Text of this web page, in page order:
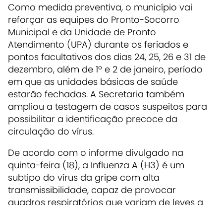
Como medida preventiva, o município vai
reforçar as equipes do Pronto-Socorro
Municipal e da Unidade de Pronto
Atendimento (UPA) durante os feriados e
pontos facultativos dos dias 24, 25, 26 e 31 de
dezembro, além de 1º e 2 de janeiro, período
em que as unidades básicas de saúde
estarão fechadas. A Secretaria também
ampliou a testagem de casos suspeitos para
possibilitar a identificação precoce da
circulação do vírus.
De acordo com o informe divulgado na
quinta-feira (18), a Influenza A (H3) é um
subtipo do vírus da gripe com alta
transmissibilidade, capaz de provocar
quadros respiratórios que variam de leves a